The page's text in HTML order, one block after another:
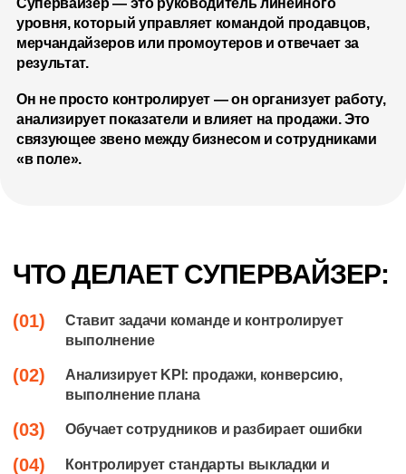
Супервайзер — это руководитель линейного
уровня, который управляет командой продавцов,
мерчандайзеров или промоутеров и отвечает за
результат.
Он не просто контролирует — он организует работу,
анализирует показатели и влияет на продажи. Это
связующее звено между бизнесом и сотрудниками
«в поле».
ЧТО ДЕЛАЕТ СУПЕРВАЙЗЕР:
(01)
Ставит задачи команде и контролирует
выполнение
(02)
Анализирует KPI: продажи, конверсию,
выполнение плана
(03) Обучает сотрудников и разбирает ошибки
(04)
Контролирует стандарты выкладки и